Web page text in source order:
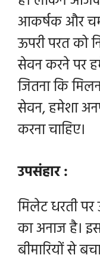
आकर्षक और
ऊपरी परत को
सेवन करने पर
जितना कि
सेवन, हमेशा अन
करना चाहिए।
उपसंहार :
मिलेट धरती पर
का अनाज है।
बीमारियों से